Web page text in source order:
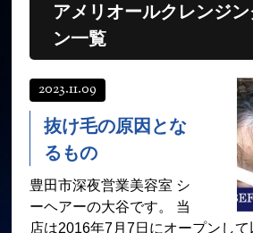
オンラインショップ 髪質
育毛コース
求人 サロ
お客様の声 シー
ご予約＋お問い合わせ
アメリオールクレンジン
ン一覧
2023.11.09
抜け毛の原因とな
るもの
豊田市深夜営業美容室 シ
ーヘアーの大谷です。 当
店は2016年7月7日にオープンし